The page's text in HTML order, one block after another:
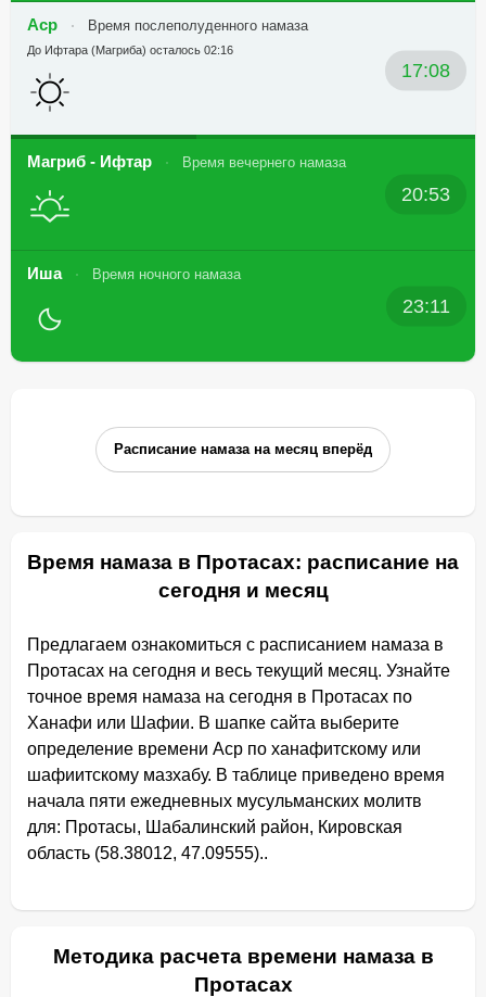
Аср Время послеполуденного намаза
17:08
До Ифтара (Магриба) осталось 02:16
Магриб - Ифтар Время вечернего намаза
20:53
Иша Время ночного намаза
23:11
Расписание намаза на месяц вперёд
Время намаза в Протасах: расписание на
сегодня и месяц
Предлагаем ознакомиться с расписанием намаза в
Протасах на сегодня и весь текущий месяц. Узнайте
точное время намаза на сегодня в Протасах по
Ханафи или Шафии. В шапке сайта выберите
определение времени Аср по ханафитскому или
шафиитскому мазхабу. В таблице приведено время
начала пяти ежедневных мусульманских молитв
для: Протасы, Шабалинский район, Кировская
область (58.38012, 47.09555)..
Методика расчета времени намаза в
Протасах